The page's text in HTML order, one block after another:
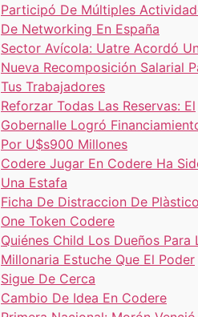
Participó De Múltiples
De Networking En España
Sector Avícola: Uatre Acordó
Nueva Recomposición Salarial
Tus Trabajadores
Reforzar Todas Las Reservas: El
Gobernalle Logró
Por U$s900 Millones
Codere Jugar En Codere Ha
Una Estafa
Ficha De Distraccion De Plàstico
One Token Codere
Quiénes Child Los Dueños Para
Millonaria Estuche Que El Poder
Sigue De Cerca
Cambio De Idea En Codere